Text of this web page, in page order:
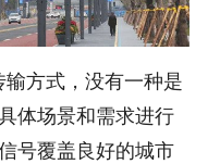
方式，没有一种是
体场景和需求进行
号覆盖良好的城市